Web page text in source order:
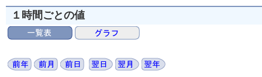
１時間ごとの値